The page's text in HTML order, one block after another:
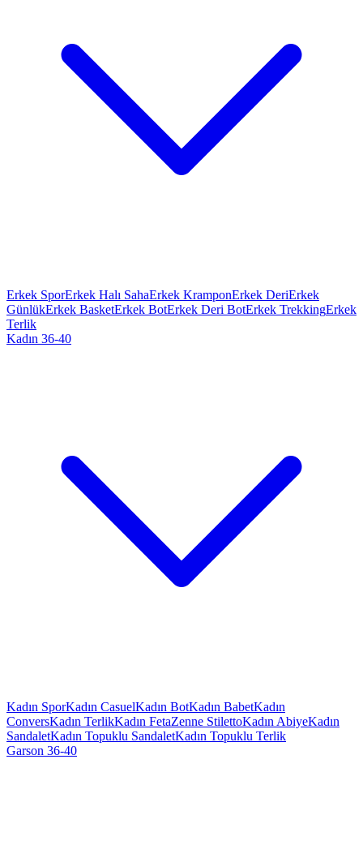
Erkek SporErkek Halı SahaErkek KramponErkek DeriErkek
GünlükErkek BasketErkek BotErkek Deri BotErkek TrekkingErkek
Terlik
Kadın 36-40
Kadın SporKadın CasuelKadın BotKadın BabetKadın
ConversKadın TerlikKadın FetaZenne StilettoKadın AbiyeKadın
SandaletKadın Topuklu SandaletKadın Topuklu Terlik
Garson 36-40